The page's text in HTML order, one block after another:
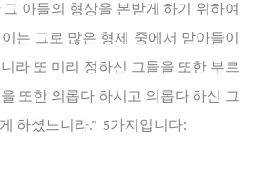
그 아들의 형상을 본받게 하기
위하여
이는 그로 많은 형제 중에서 맏아들이
라 또 미리 정하신 그들을 또한 부르
또한 의롭다 하시고 의롭다 하신
그
하셨느니라.” 5가지입니다: